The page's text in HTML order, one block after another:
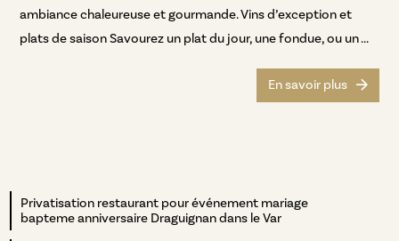
ambiance chaleureuse et gourmande. Vins d’exception et
plats de saison Savourez un plat du jour, une fondue, ou un ...
En savoir plus
Privatisation restaurant pour événement mariage
bapteme anniversaire Draguignan dans le Var